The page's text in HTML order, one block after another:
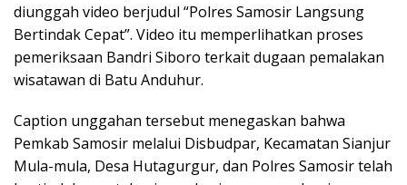
diunggah video berjudul “Polres Samosir Langsung
Bertindak Cepat”. Video itu memperlihatkan proses
pemeriksaan Bandri Siboro terkait dugaan pemalakan
wisatawan di Batu Anduhur.
Caption unggahan tersebut menegaskan bahwa
Pemkab Samosir melalui Disbudpar, Kecamatan Sianjur
Mula-mula, Desa Hutagurgur, dan Polres Samosir telah